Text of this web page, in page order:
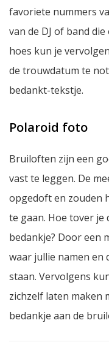
favoriete nummers
van de DJ of band
hoes kun je
de trouwdatum te
bedankt-tekstje.
Polaroid foto
Bruiloften zijn een
vast te leggen. De
opgedoft en zouden
te gaan. Hoe tover je
bedankje? Door een
waar jullie namen en
staan. Vervolgens
zichzelf laten maken
bedankje aan de